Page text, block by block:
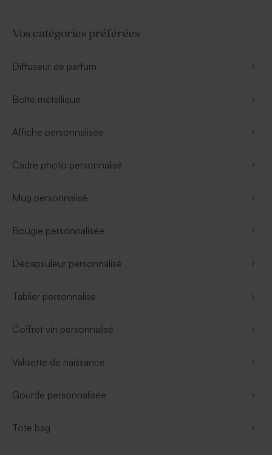
Vos catégories préférées
Diffuseur de parfum
Boîte métallique
Affiche personnalisée
Cadre photo personnalisé
Mug personnalisé
Bougie personnalisée
Décapsuleur personnalisé
Tablier personnalisé
Coffret vin personnalisé
Valisette de naissance
Gourde personnalisée
Tote bag